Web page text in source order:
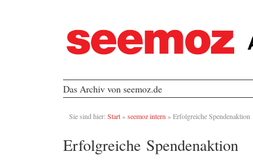
Das Archiv von seemoz.de
Sie sind hier: Start »seemoz intern »Erfolgreiche Spendenaktion
Erfolgreiche Spendenaktion